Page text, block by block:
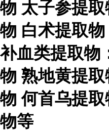
物 太子参提取
物 白术提取物
补血类提取物
物 熟地黄提取
物 何首乌提取
物等